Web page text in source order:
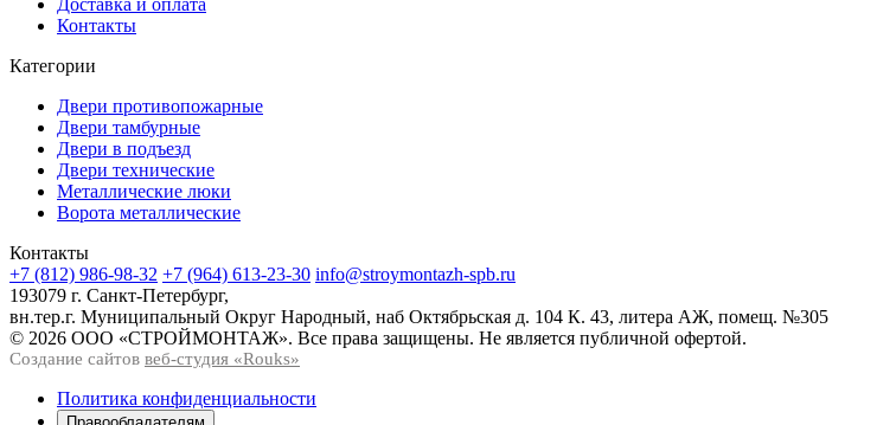
Доставка и оплата
Контакты
Категории
Двери противопожарные
Двери тамбурные
Двери в подъезд
Двери технические
Металлические люки
Ворота металлические
Контакты
+7 (812) 986-98-32 +7 (964) 613-23-30 info@stroymontazh-spb.ru
193079 г. Санкт-Петербург,
вн.тер.г. Муниципальный Округ Народный, наб Октябрьская д. 104 К. 43, литера АЖ, помещ. №305
© 2026 ООО «СТРОЙМОНТАЖ». Все права защищены. Не является публичной офертой.
Создание сайтов веб-студия «Rouks»
Политика конфиденциальности